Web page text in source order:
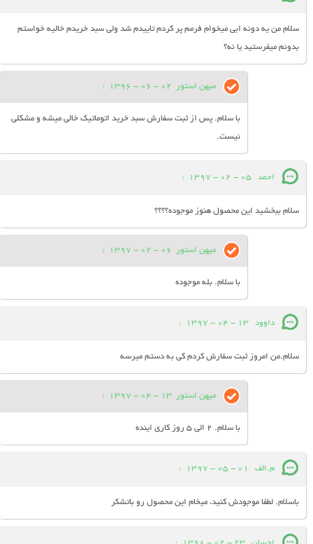
سلام من یه دونه ابی میخوام فرمم پر کردم تاییدم شد ولی سبد خریدم خالیه خواستم
بدونم میفرستید یا نه؟
میهن استور 02 - 06 - 1396
:
با سلام. پس از ثبت سفارش سبد خرید اتوماتیک خالی میشه و مشکلی
نیست.
احمد 05 - 02 - 1397
:
سلام ببخشید این محصول هنوز موجوده؟؟؟؟
میهن استور 06 - 02 - 1397
:
با سلام. بله موجوده
داوود 13 - 04 - 1397
:
سلام.من امروز ثبت سفارش کردم کی به دستم میرسه
میهن استور 13 - 04 - 1397
:
با سلام. 2 الی 5 روز کاری اینده
م.الف 01 - 05 - 1397
:
باسلام. لطفا موجودش کنید، میخام این محصول رو باتشکر